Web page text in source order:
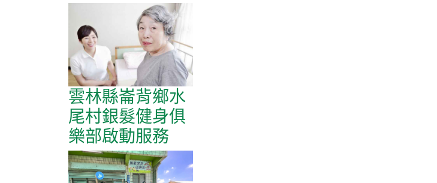
雲林縣崙背鄉水
尾村銀髮健身俱
樂部啟動服務